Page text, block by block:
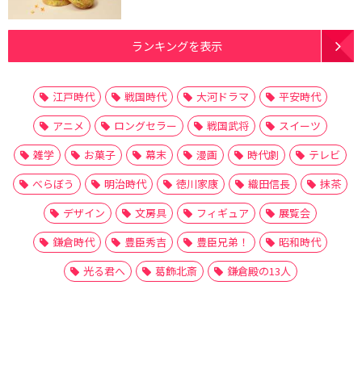
ランキングを表示
江戸時代 戦国時代 大河ドラマ
平安時代
アニメ
ロングセラー 戦国武将
スイーツ
雑学
お菓子 幕末 漫画 時代劇
テレビ
べらぼう
明治時代 徳川家康 織田信長
抹茶
デザイン
文房具 フィギュア
展覧会
鎌倉時代
豊臣秀吉 豊臣兄弟！
昭和時代
光る君へ
葛飾北斎 鎌倉殿の13人